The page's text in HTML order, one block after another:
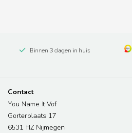
Binnen 3 dagen in huis
Contact
You Name It Vof
Gorterplaats 17
6531 HZ Nijmegen